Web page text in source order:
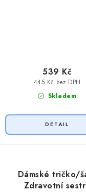
Skladem
445 Kč bez DPH
539 Kč
Dámské tričko/
Zdravotní